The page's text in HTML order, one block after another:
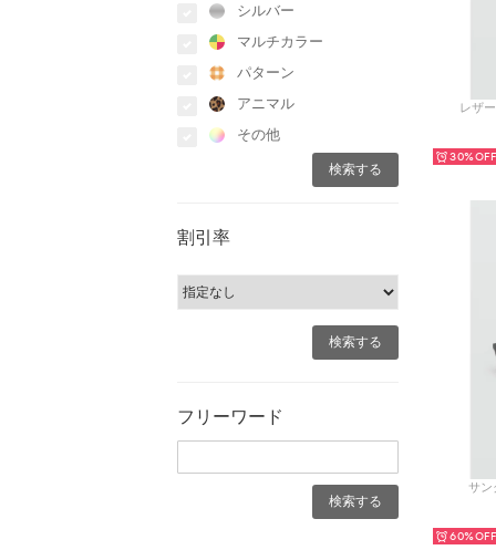
シルバー
マルチカラー
パターン
アニマル
その他
割引率
フリーワード
レザ
30%
サン
60%